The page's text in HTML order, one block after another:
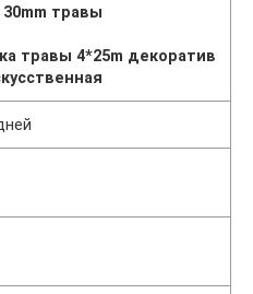
травы
травы 4*25m декоратив